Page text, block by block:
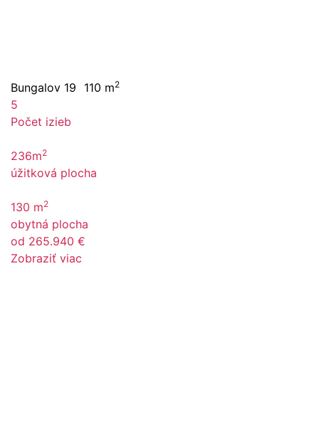
Bungalov 19 110 m2
5
Počet izieb
236m2
úžitková plocha
130 m2
obytná plocha
od 265.940 €
Zobraziť viac